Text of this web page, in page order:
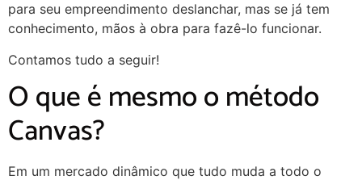
para seu empreendimento deslanchar, mas se já tem
conhecimento, mãos à obra para fazê-lo funcionar.
Contamos tudo a seguir!
O que é mesmo o método
Canvas?
Em um mercado dinâmico que tudo muda a todo o